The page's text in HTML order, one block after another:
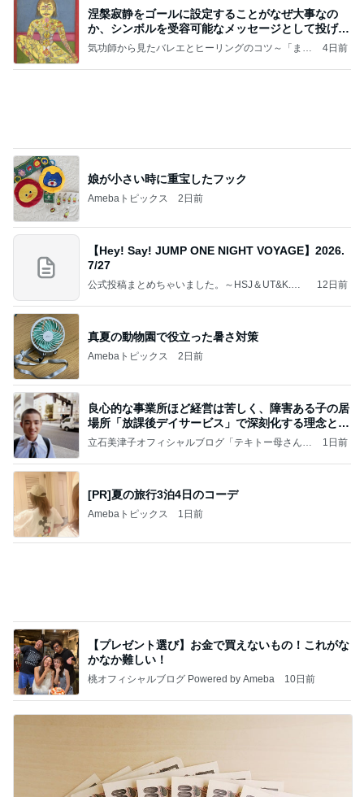
涅槃寂静をゴールに設定することがなぜ大事なの
か、シンボルを受容可能なメッセージとして投げる
ことが
気功師から見たバレエとヒーリングのコツ～「まと
4日前
娘が小さい時に重宝したフック
Amebaトピックス 2日前
【Hey! Say! JUMP ONE NIGHT VOYAGE】2026.
7/27
公式投稿まとめちゃいました。～HSJ＆UT&K.O.
12日前
真夏の動物園で役立った暑さ対策
Amebaトピックス 2日前
良心的な事業所ほど経営は苦しく、障害ある子の居
場所「放課後デイサービス」で深刻化する理念と現
実の
立石美津子オフィシャルブログ「テキトー母さんの
1日前
[PR]夏の旅行3泊4日のコーデ
Amebaトピックス 1日前
【プレゼント選び】お金で買えないもの！これがな
かなか難しい！
桃オフィシャルブログ Powered by Ameba 10日前